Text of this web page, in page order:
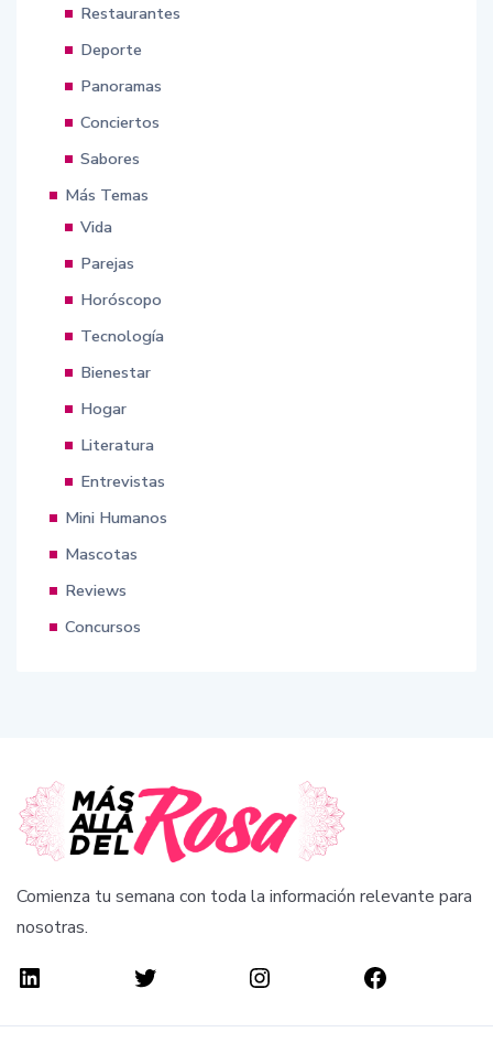
Restaurantes
Deporte
Panoramas
Conciertos
Sabores
Más Temas
Vida
Parejas
Horóscopo
Tecnología
Bienestar
Hogar
Literatura
Entrevistas
Mini Humanos
Mascotas
Reviews
Concursos
Comienza tu semana con toda la información relevante para
nosotras.